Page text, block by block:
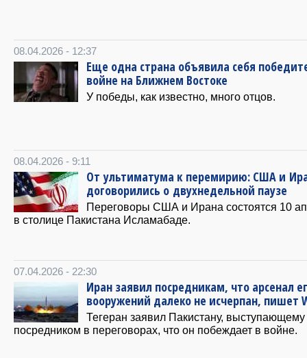
08.04.2026 - 12:37
Еще одна страна объявила себя
войне на Ближнем Востоке
У победы, как известно, много отцов.
08.04.2026 - 9:11
От ультиматума к перемирию: США и
договорились о двухнедельной паузе
Переговоры США и Ирана состоятся 10
в столице Пакистана Исламабаде.
07.04.2026 - 22:30
​Иран заявил посредникам, что арсенал
вооружений далеко не исчерпан, пишет
Тегеран заявил Пакистану, выступающему
посредником в переговорах, что он побеждает в войне.